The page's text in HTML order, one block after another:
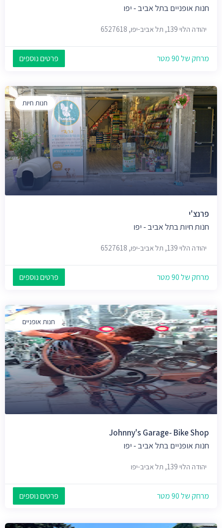
חנות אופניים בתל אביב - יפו
יהודה הלוי 139, תל אביב-יפו, 6527618
מרחק של 90 מטר פרטים נוספים
חנות חיות
פרנצ'י
חנות חיות בתל אביב - יפו
יהודה הלוי 139, תל אביב-יפו, 6527618
מרחק של 90 מטר פרטים נוספים
חנות אופניים
Johnny's Garage- Bike Shop
חנות אופניים בתל אביב - יפו
יהודה הלוי 139, תל אביב-יפו
מרחק של 90 מטר פרטים נוספים